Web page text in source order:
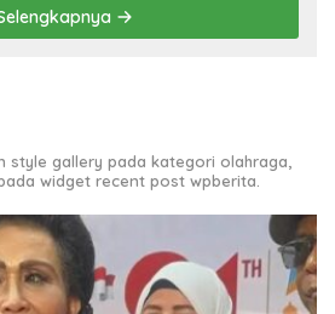
style gallery pada kategori olahraga,
widget recent post wpberita.